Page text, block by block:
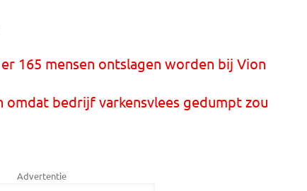
165 mensen ontslagen worden bij Vion
omdat bedrijf varkensvlees gedumpt zou
Advertentie